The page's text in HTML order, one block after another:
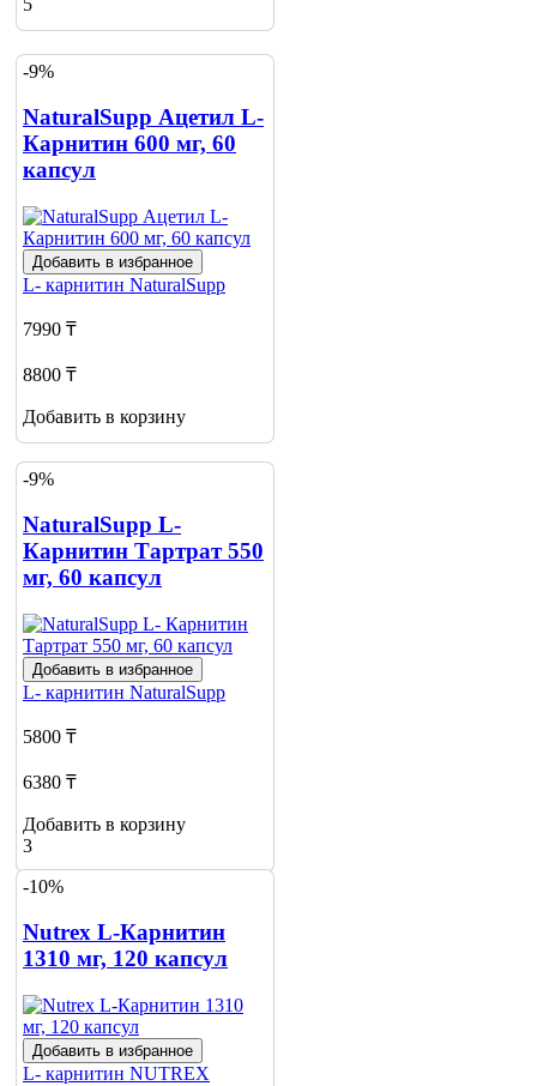
5
-9%
NaturalSupp Ацетил L-
Карнитин 600 мг, 60
капсул
Добавить в избранное
L- карнитин NaturalSupp
7990 ₸
8800 ₸
Добавить в корзину
-9%
NaturalSupp L-
Карнитин Тартрат 550
мг, 60 капсул
Добавить в избранное
L- карнитин NaturalSupp
5800 ₸
6380 ₸
Добавить в корзину
3
-10%
Nutrex L-Карнитин
1310 мг, 120 капсул
Добавить в избранное
L- карнитин NUTREX